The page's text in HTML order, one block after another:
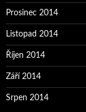
Prosinec 2014
Listopad 2014
Říjen 2014
Září 2014
Srpen 2014